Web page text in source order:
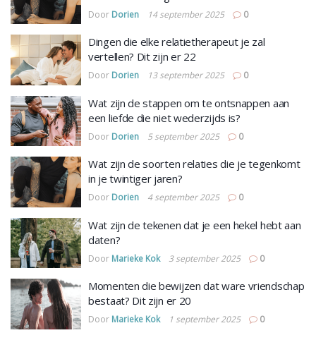
Door Dorien 14 september 2025 0
Dingen die elke relatietherapeut je zal
vertellen? Dit zijn er 22
Door Dorien 13 september 2025 0
Wat zijn de stappen om te ontsnappen aan
een liefde die niet wederzijds is?
Door Dorien 5 september 2025 0
Wat zijn de soorten relaties die je tegenkomt
in je twintiger jaren?
Door Dorien 4 september 2025 0
Wat zijn de tekenen dat je een hekel hebt aan
daten?
Door Marieke Kok 3 september 2025 0
Momenten die bewijzen dat ware vriendschap
bestaat? Dit zijn er 20
Door Marieke Kok 1 september 2025 0